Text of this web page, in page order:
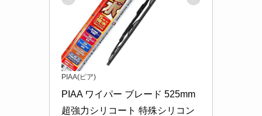
PIAA(ピア)
PIAA ワイパー ブレード 525mm
超強力シリコート 特殊シリコン